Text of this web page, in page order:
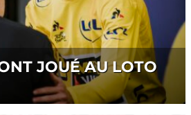
JOUÉ AU LOTO